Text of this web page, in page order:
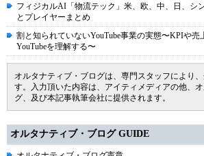
フィジカルAI「物流テック」米、欧、中、日、シ
とプレイヤーまとめ
割と知られていないYouTube事業の実態〜KPIや
YouTubeを理解する〜
オルタナティブ・ブログは、専門スタッフにより
す。入力頂いた内容は、アイティメディアの他、
グ、及び本記事執筆会社に提供されます。
オルタナティブ・ブログ GUIDE